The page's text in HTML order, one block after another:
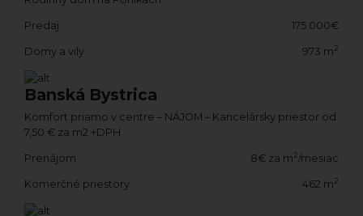
Predaj 175 000€
Domy a vily 973 m2
Banská Bystrica
Komfort priamo v centre – NÁJOM – Kancelársky priestor od
7,50 € za m2 +DPH
Prenájom 8€ za m2/mesiac
Komerčné priestory 462 m2